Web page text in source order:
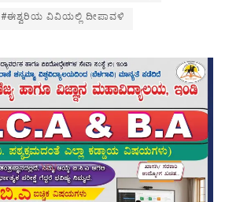
#ಈಶ್ವರಿಯ ವಿವಿಯಲ್ಲಿ ದೀಪಾವಳಿ